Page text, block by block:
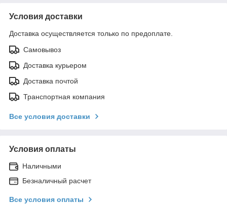
Условия доставки
Доставка осуществляется только по предоплате.
Самовывоз
Доставка курьером
Доставка почтой
Транспортная компания
Все условия доставки
Условия оплаты
Наличными
Безналичный расчет
Все условия оплаты